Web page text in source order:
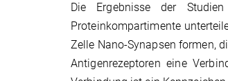
Die Ergebnisse der
Proteinkompartimente
Zelle Nano-Synapsen formen,
Antigenrezeptoren eine